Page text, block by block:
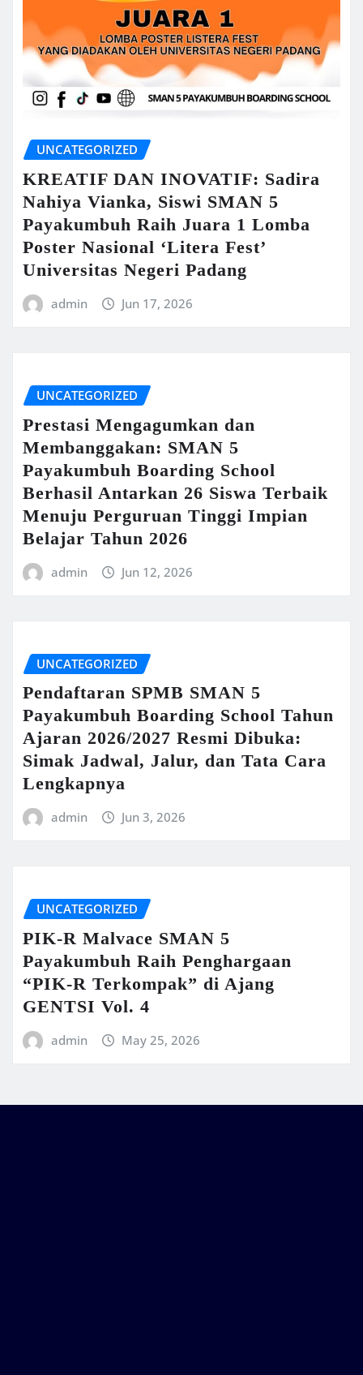
UNCATEGORIZED
KREATIF DAN INOVATIF: Sadira
Nahiya Vianka, Siswi SMAN 5
Payakumbuh Raih Juara 1 Lomba
Poster Nasional ‘Litera Fest’
Universitas Negeri Padang
admin Jun 17, 2026
UNCATEGORIZED
Prestasi Mengagumkan dan
Membanggakan: SMAN 5
Payakumbuh Boarding School
Berhasil Antarkan 26 Siswa Terbaik
Menuju Perguruan Tinggi Impian
Belajar Tahun 2026
admin Jun 12, 2026
UNCATEGORIZED
Pendaftaran SPMB SMAN 5
Payakumbuh Boarding School Tahun
Ajaran 2026/2027 Resmi Dibuka:
Simak Jadwal, Jalur, dan Tata Cara
Lengkapnya
admin Jun 3, 2026
UNCATEGORIZED
PIK-R Malvace SMAN 5
Payakumbuh Raih Penghargaan
“PIK-R Terkompak” di Ajang
GENTSI Vol. 4
admin May 25, 2026